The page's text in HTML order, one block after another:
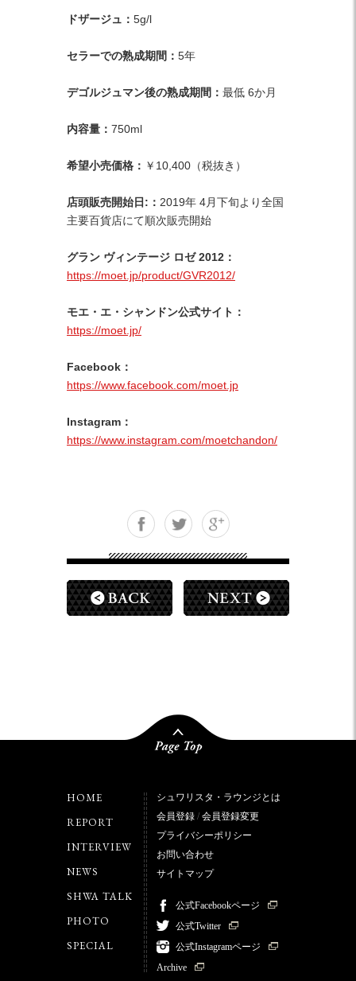
ドザージュ： 5g/l
セラーでの熟成期間： 5年
デゴルジュマン後の熟成期間： 最低 6か月
内容量： 750ml
希望小売価格： ￥10,400（税抜き）
店頭販売開始日:： 2019年 4月下旬より全国
主要百貨店にて順次販売開始
グラン ヴィンテージ ロゼ 2012：
https://moet.jp/product/GVR2012/
モエ・エ・シャンドン公式サイト：
https://moet.jp/
Facebook：
https://www.facebook.com/moet.jp
Instagram：
https://www.instagram.com/moetchandon/
HOME
REPORT
INTERVIEW
NEWS
SHWA TALK
PHOTO
SPECIAL
シュワリスタ・ラウンジとは
会員登録 / 会員登録変更
プライバシーポリシー
お問い合わせ
サイトマップ
公式Facebookページ
公式Twitter
公式Instagramページ
Archive